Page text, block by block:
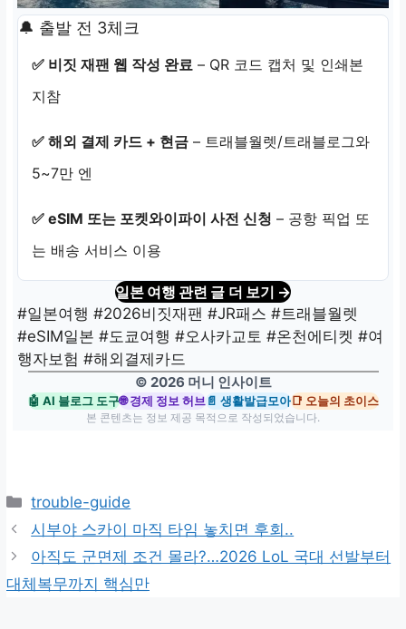
🔔 출발 전 3체크
✅ 비짓 재팬 웹 작성 완료 – QR 코드 캡처 및 인쇄본
지참
✅ 해외 결제 카드 + 현금 – 트래블월렛/트래블로그와
5~7만 엔
✅ eSIM 또는 포켓와이파이 사전 신청 – 공항 픽업 또
는 배송 서비스 이용
일본 여행 관련 글 더 보기 →
#일본여행 #2026비짓재팬 #JR패스 #트래블월렛
#eSIM일본 #도쿄여행 #오사카교토 #온천에티켓 #여
행자보험 #해외결제카드
© 2026 머니 인사이트
🤖 AI 블로그 도구🌐 경제 정보 허브📄 생활발급모아📑 오늘의 초이스
본 콘텐츠는 정보 제공 목적으로 작성되었습니다.
카
테
고
리
trouble-guide
시부야 스카이 마직 타임 놓치면 후회..
아직도 군면제 조건 몰라?…2026 LoL 국대 선발부터
대체복무까지 핵심만